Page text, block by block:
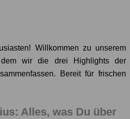
Willkommen zu unserem
wir die drei Highlights der
Bereit für frischen
Alles, was Du über